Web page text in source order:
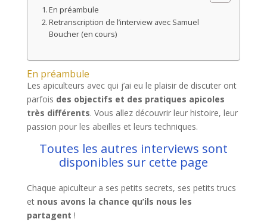
En préambule
Retranscription de l’interview avec Samuel
Boucher (en cours)
En préambule
Les apiculteurs avec qui j’ai eu le plaisir de discuter ont
parfois des objectifs et des pratiques apicoles
très différents. Vous allez découvrir leur histoire, leur
passion pour les abeilles et leurs techniques.
Toutes les autres interviews sont
disponibles sur cette page
Chaque apiculteur a ses petits secrets, ses petits trucs
et nous avons la chance qu’ils nous les
partagent !